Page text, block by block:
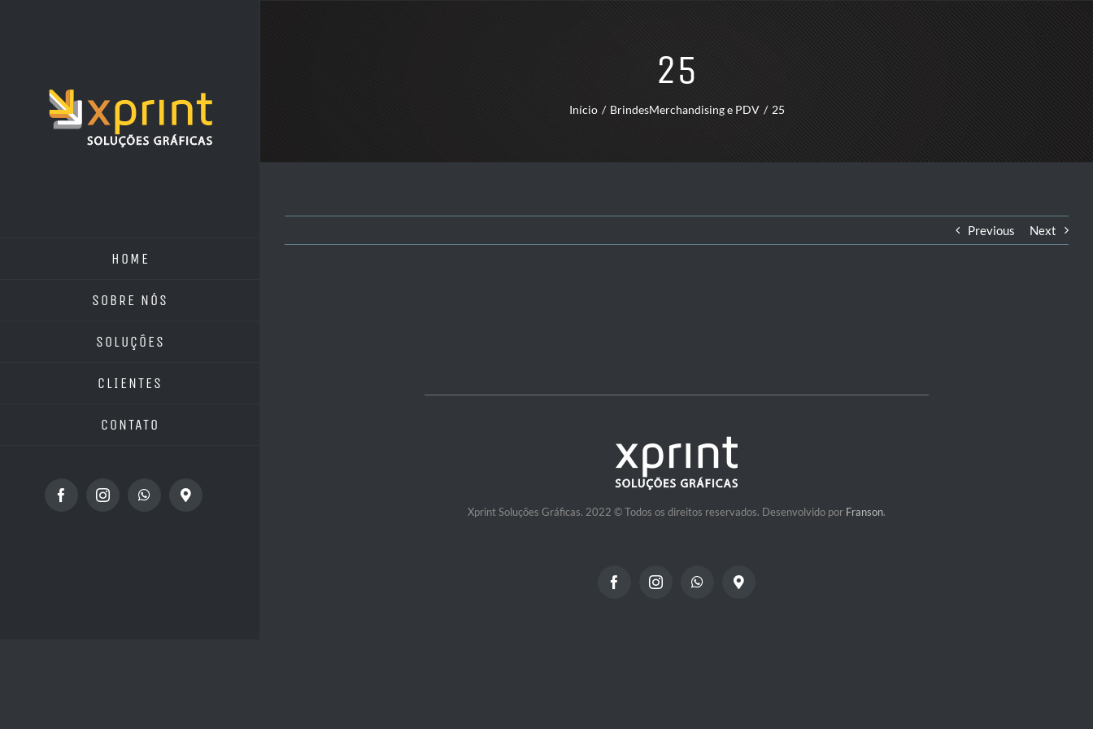
HOME
SOBRE NÓS
SOLUÇÕES
CLIENTES
CONTATO
FacebookInstagramWhatsAppCustom
25
Início BrindesMerchandising e PDV 25
Previous Next
Xprint Soluções Gráficas. 2022 © Todos os direitos reservados. Desenvolvido por Franson.
FacebookInstagramWhatsAppCustom